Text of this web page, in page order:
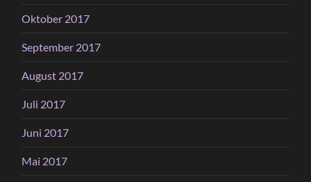
Oktober 2017
September 2017
August 2017
Juli 2017
Juni 2017
Mai 2017